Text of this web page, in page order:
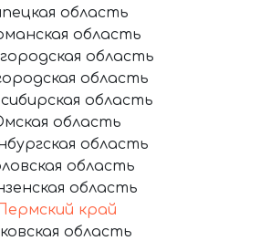
область
область
область
область
область
область
область
область
область
край
область